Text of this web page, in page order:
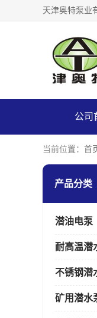
公司
当前位置： 首
产品分类
潜油电泵
耐高温潜
不锈钢潜
矿用潜水